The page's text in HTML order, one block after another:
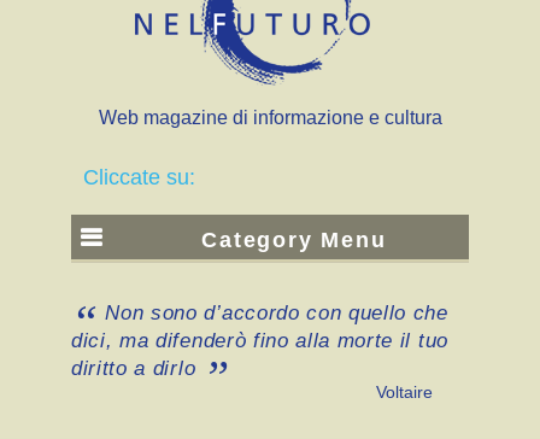
Web magazine di informazione e cultura
Cliccate su:
Category Menu
Non sono d’accordo con quello che
dici, ma difenderò fino alla morte il tuo
diritto a dirlo
Voltaire